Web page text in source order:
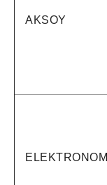
AKSOY
ELEKTRONOMİ